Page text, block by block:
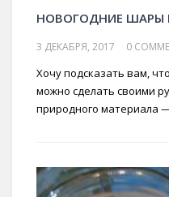
НОВОГОДНИЕ ШАРЫ
3 ДЕКАБРЯ, 2017 0
Хочу подсказать вам,
можно сделать своими
природного материала